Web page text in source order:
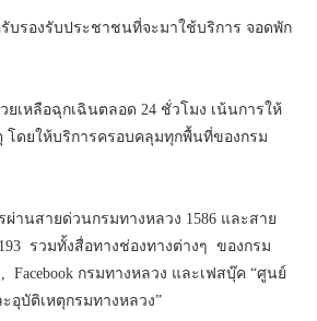
บรองรับประชาชนที่จะมาใช้บริการ จอดพัก
ยเหลือฉุกเฉินตลอด 24 ชั่วโมง เน้นการให้
โดยให้บริการครอบคลุมทุกพื้นที่ของกรม
ง
านสายด่วนกรมทางหลวง 1586 และสาย
รวมทั้งสื่อทางช่องทางต่างๆ ของกรม
Facebook กรมทางหลวง และเฟสบุ๊ค “ศูนย์
อุบัติเหตุกรมทางหลวง”